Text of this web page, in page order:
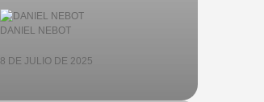
DANIEL NEBOT
8 DE JULIO DE 2025